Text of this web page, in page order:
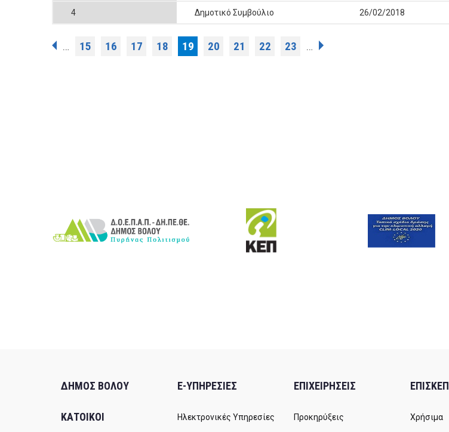
4 Δημοτικό Συμβούλιο 26/02/2018
Σελίδες
… 15 16 17 18 19 20 21 22 23 …
ΔΗΜΟΣ ΒΟΛΟΥ
ΚΑΤΟΙΚΟΙ
E-ΥΠΗΡΕΣΙΕΣ
Ηλεκτρονικές Υπηρεσίες
ΕΠΙΧΕΙΡΗΣΕΙΣ
Προκηρύξεις Χρήσιμα